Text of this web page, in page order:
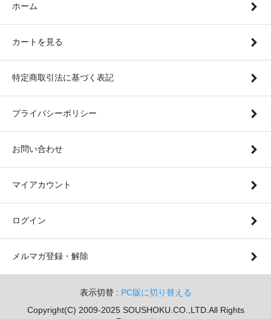
ホーム
カートを見る
特定商取引法に基づく表記
プライバシーポリシー
お問い合わせ
マイアカウント
ログイン
メルマガ登録・解除
表示切替 : PC版に切り替える
Copyright(C) 2009-2025 SOUSHOKU.CO.,LTD.All Rights